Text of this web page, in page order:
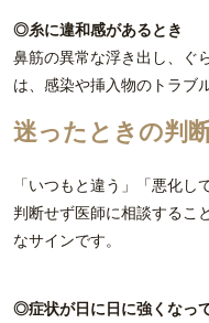
◎糸に違和感があるとき
鼻筋の異常な浮き出し、ぐ
は、感染や挿入物のトラブ
迷ったときの判
「いつもと違う」「悪化
判断せず医師に相談するこ
なサインです。
◎症状が日に日に強くなっ